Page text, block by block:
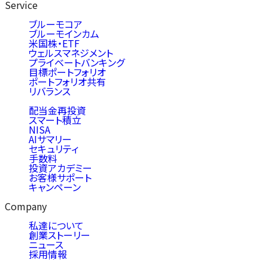
Service
ブルーモコア
ブルーモインカム
米国株・ETF
ウェルスマネジメント
プライベートバンキング
目標ポートフォリオ
ポートフォリオ共有
リバランス
配当金再投資
スマート積立
NISA
AIサマリー
セキュリティ
手数料
投資アカデミー
お客様サポート
キャンペーン
Company
私達について
創業ストーリー
ニュース
採用情報